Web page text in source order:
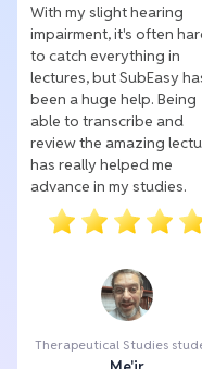
With my slight hearing
impairment, it's often
to catch everything in
lectures, but SubEasy
been a huge help. Being
able to transcribe and
review the amazing
has really helped me
advance in my studies.
Therapeutical Studies